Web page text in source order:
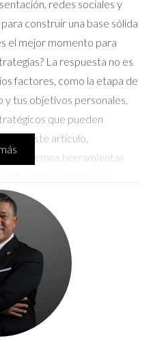
redes sociales y
construir una base sólida
el mejor momento para
La respuesta no es
factores, como la etapa de
y tus objetivos personales.
que pueden
En este artículo,
te daremos herramientas
para
básico puede ser un
uno de estos elementos